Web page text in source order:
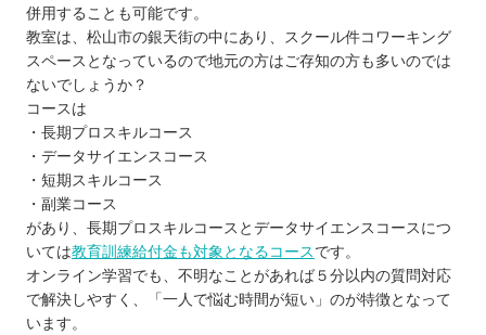
併用することも可能です。
教室は、松山市の銀天街の中にあり、スクール件コワーキング
スペースとなっているので地元の方はご存知の方も多いのでは
ないでしょうか？
コースは
・長期プロスキルコース
・データサイエンスコース
・短期スキルコース
・副業コース
があり、長期プロスキルコースとデータサイエンスコースにつ
いては教育訓練給付金も対象となるコース です。
オンライン学習でも、不明なことがあれば５分以内の質問対応
で解決しやすく、「一人で悩む時間が短い」のが特徴となって
います。